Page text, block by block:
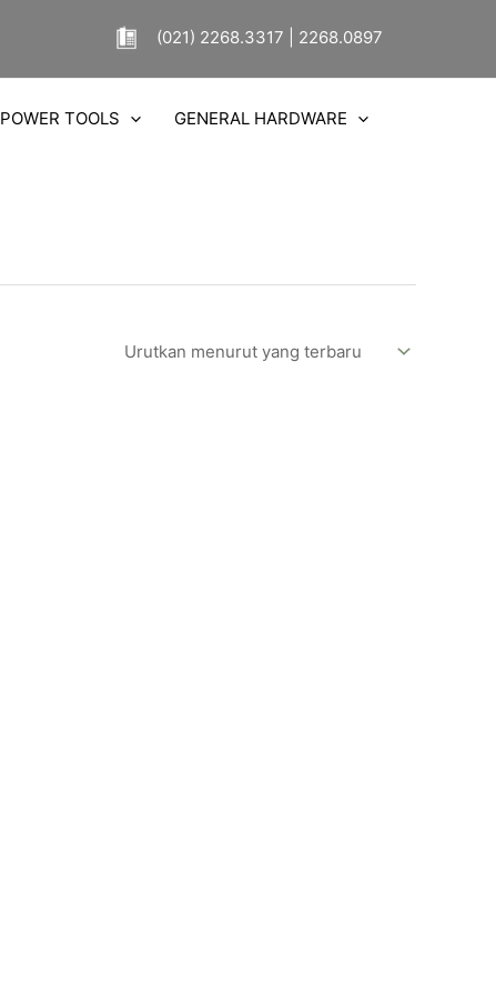
(021) 2268.3317 | 2268.0897
POWER TOOLS GENERAL HARDWARE